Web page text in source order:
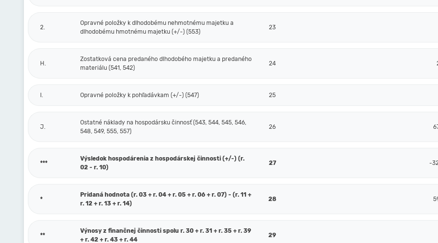
2.
Opravné položky k dlhodobému nehmotnému majetku a
dlhodobému hmotnému majetku (+/-) (553)
23
H.
Zostatková cena predaného dlhodobého majetku a predaného
materiálu (541, 542)
24
I. Opravné položky k pohľadávkam (+/-) (547) 25
J.
Ostatné náklady na hospodársku činnosť (543, 544, 545, 546,
548, 549, 555, 557)
26
***
Výsledok hospodárenia z hospodárskej činnosti (+/-) (r.
02 - r. 10)
27 -
*
Pridaná hodnota (r. 03 + r. 04 + r. 05 + r. 06 + r. 07) - (r. 11 +
r. 12 + r. 13 + r. 14)
28
**
Výnosy z finančnej činnosti spolu r. 30 + r. 31 + r. 35 + r. 39
+ r. 42 + r. 43 + r. 44
29